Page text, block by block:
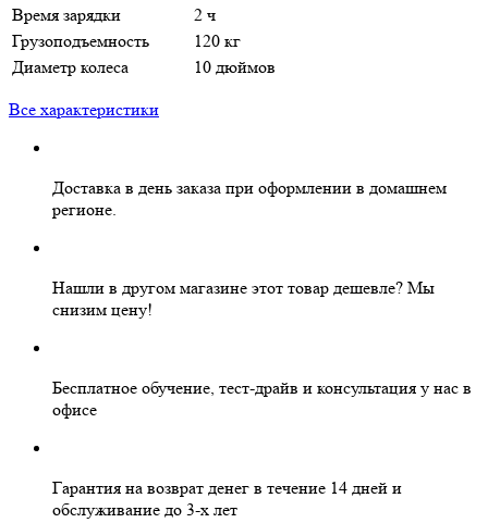
Время зарядки
2 ч
Грузоподъемность
120 кг
Диаметр колеса
10 дюймов
Все характеристики
Доставка в день заказа при оформлении в домашнем
регионе.
Нашли в другом магазине этот товар дешевле? Мы
снизим цену!
Бесплатное обучение, тест-драйв и консультация у нас в
офисе
Гарантия на возврат денег в течение 14 дней и
обслуживание до 3-х лет